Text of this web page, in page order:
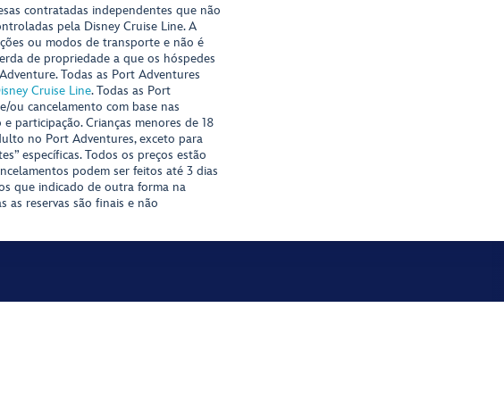
contratadas independentes que não
pela Disney Cruise Line. A
ou modos de transporte e não é
de propriedade a que os hóspedes
Todas as Port Adventures
Cruise Line. Todas as Port
ou cancelamento com base nas
participação. Crianças menores de 18
no Port Adventures, exceto para
específicas. Todos os preços estão
podem ser feitos até 3 dias
que indicado de outra forma na
as reservas são finais e não